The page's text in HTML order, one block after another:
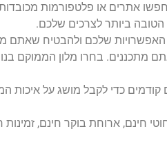
אתרים או פלטפורמות מכובדות
ביותר לצרכים שלכם.
האפשרויות שלכם ולהבטיח
מתכננים. בחרו מלון הממוקם
כדי לקבל מושג על איכות
חינם, ארוחת בוקר חינם, זמינות